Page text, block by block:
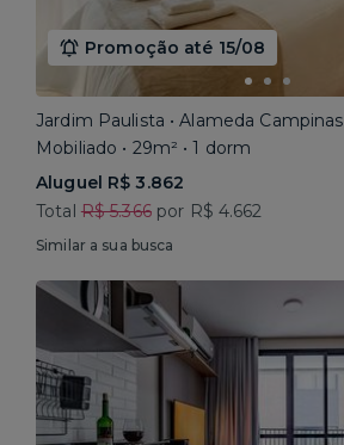
Promoção até 15/08
Jardim Paulista • Alameda Campinas
Mobiliado • 29m² • 1 dorm
Aluguel R$ 3.862
Total R$ 5.366por R$ 4.662
Similar a sua busca